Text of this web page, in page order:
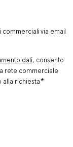
via email
dati, consento
rete commerciale
alla richiesta*